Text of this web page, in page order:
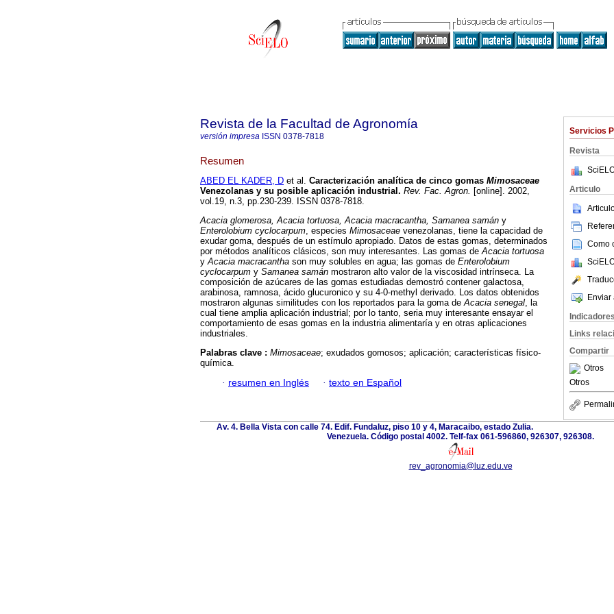
Servicios
Revista
Articulo
Como
Enviar
Indicadores
Links
Compartir
Otros
Otros
Revista de la Facultad de Agronomía
versión impresa ISSN 0378-7818
Resumen
ABED EL KADER, D et al. Caracterización analítica de cinco gomas Mimosaceae
Venezolanas y su posible aplicación industrial . Rev. Fac. Agron. [online]. 2002,
vol.19, n.3, pp.230-239. ISSN 0378-7818.
Acacia glomerosa, Acacia tortuosa, Acacia macracantha, Samanea samán y
Enterolobium cyclocarpum, especies Mimosaceae venezolanas, tiene la capacidad de
exudar goma, después de un estímulo apropiado. Datos de estas gomas, determinados
por métodos analíticos clásicos, son muy interesantes. Las gomas deAcacia tortuosa
yAcacia macracantha son muy solubles en agua; las gomas de Enterolobium
cyclocarpum y Samanea samán mostraron alto valor de la viscosidad intrínseca. La
composición de azúcares de las gomas estudiadas demostró contener galactosa,
arabinosa, ramnosa, ácido glucuronico y su 4-0-methyl derivado. Los datos obtenidos
mostraron algunas similitudes con los reportados para la goma deAcacia senegal, la
cual tiene amplia aplicación industrial; por lo tanto, seria muy interesante ensayar el
comportamiento de esas gomas en la industria alimentaría y en otras aplicaciones
industriales.
Palabras clave : Mimosaceae; exudados gomosos; aplicación; características físico-
química.
· resumen en Inglés · texto en Español
Av. 4. Bella Vista con calle 74. Edif. Fundaluz, piso 10 y 4, Maracaibo, estado Zulia.
Venezuela. Código postal 4002. Telf-fax 061-596860, 926307, 926308.
rev_agronomia@luz.edu.ve